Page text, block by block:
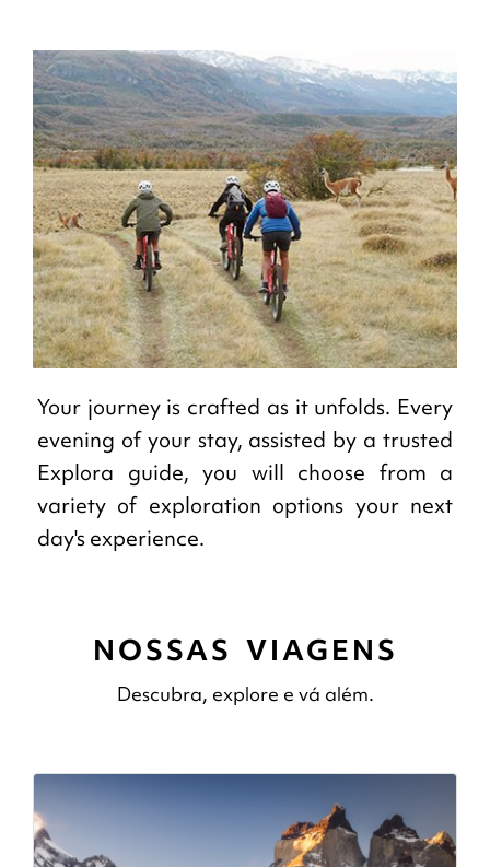
Your journey is crafted as it unfolds. Every
evening of your stay, assisted by a trusted
Explora guide, you will choose from a
variety of exploration options your next
day's experience.
NOSSAS VIAGENS
Descubra, explore e vá além.